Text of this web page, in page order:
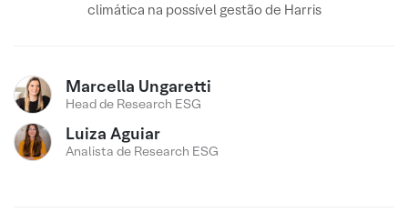
climática na possível gestão de Harris
Marcella Ungaretti
Head de Research ESG
Luiza Aguiar
Analista de Research ESG